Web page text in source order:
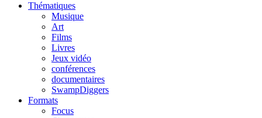
Thématiques
Musique
Art
Films
Livres
Jeux vidéo
conférences
documentaires
SwampDiggers
Formats
Focus